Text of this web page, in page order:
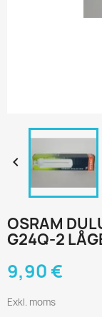

OSRAM
G24Q-2
9,90 €
Exkl. moms